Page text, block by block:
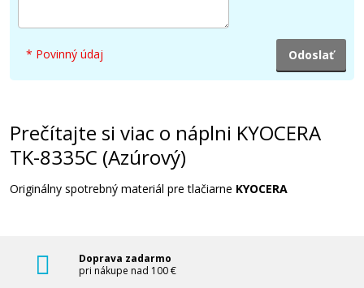
65,90 €
KYOCERA TK-8335M (Purpurový)
* Povinný údaj
Prečítajte si viac o náplni KYOCERA
TK-8335C (Azúrový)
Originálny spotrebný materiál pre tlačiarne KYOCERA
Doprava zadarmo
pri nákupe nad 100 €